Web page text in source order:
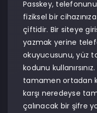
Passkey,
fiziksel bir
çiftidir. Bir siteye
yazmak yerine
okuyucusunu, yüz
kodunu
tamamen ortadan
karşı neredeyse
çalınacak bir şifre